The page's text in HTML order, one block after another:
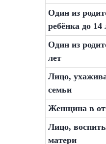
Один из
ребёнка до 14
Один из
лет
Лицо,
семьи
Женщина в
Лицо,
матери